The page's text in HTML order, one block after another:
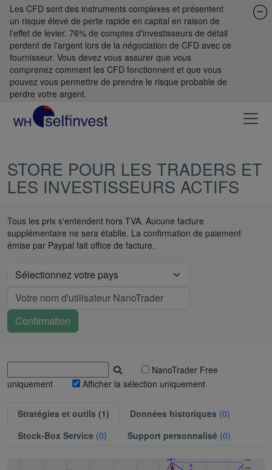
Les CFD sont des instruments complexes et présentent
un risque élevé de perte rapide en capital en raison de
l'effet de levier. 76% de comptes d'investisseurs de détail
perdent de l'argent lors de la négociation de CFD avec ce
fournisseur. Vous devez vous assurer que vous
comprenez comment les CFD fonctionnent et que vous
pouvez vous permettre de prendre le risque probable de
perdre votre argent.
STORE POUR LES TRADERS ET
LES INVESTISSEURS ACTIFS
Tous les prix s'entendent hors TVA. Aucune facture
supplémentaire ne sera établie. La confirmation de paiement
émise par Paypal fait office de facture.
NanoTrader Free
uniquement
Afficher la sélection uniquement
Stratégies et outils (1) Données historiques (0)
Stock-Box Service (0) Support personnalisé (0)